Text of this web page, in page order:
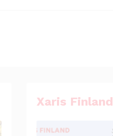
Xaris Finland